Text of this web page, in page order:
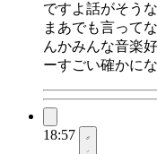
ですよ話がそう
まあでも言って
んかみんな音楽
ーすごい確かに
18:57